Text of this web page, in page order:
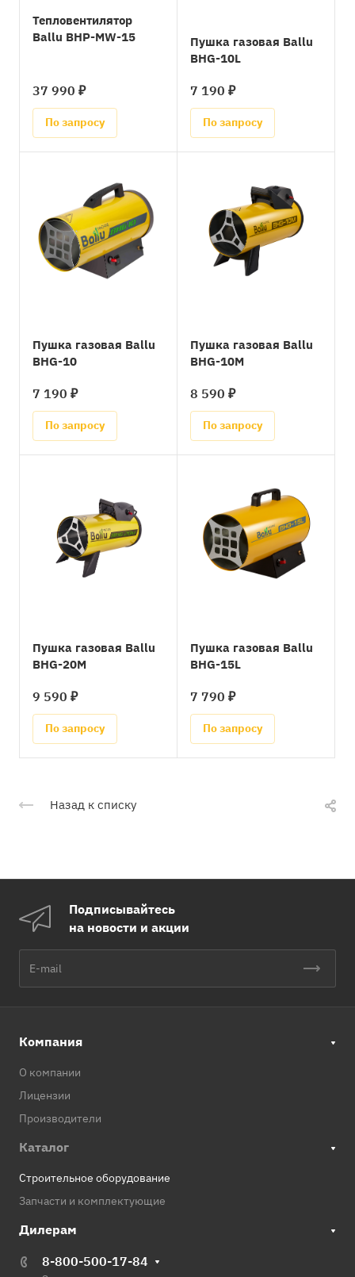
Тепловентилятор
Ballu BHP-MW-15
37 990 ₽
По запросу
Пушка газовая Ballu
BHG-10L
7 190 ₽
По запросу
Пушка газовая Ballu
BHG-10
7 190 ₽
По запросу
Пушка газовая Ballu
BHG-10M
8 590 ₽
По запросу
Пушка газовая Ballu
BHG-20M
9 590 ₽
По запросу
Пушка газовая Ballu
BHG-15L
7 790 ₽
По запросу
Назад к списку
Подписывайтесь
на новости и акции
Компания
О компании
Лицензии
Производители
Каталог
Строительное оборудование
Запчасти и комплектующие
Дилерам
8-800-500-17-84